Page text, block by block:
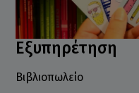
Εξυπηρέτηση
Βιβλιοπωλείο